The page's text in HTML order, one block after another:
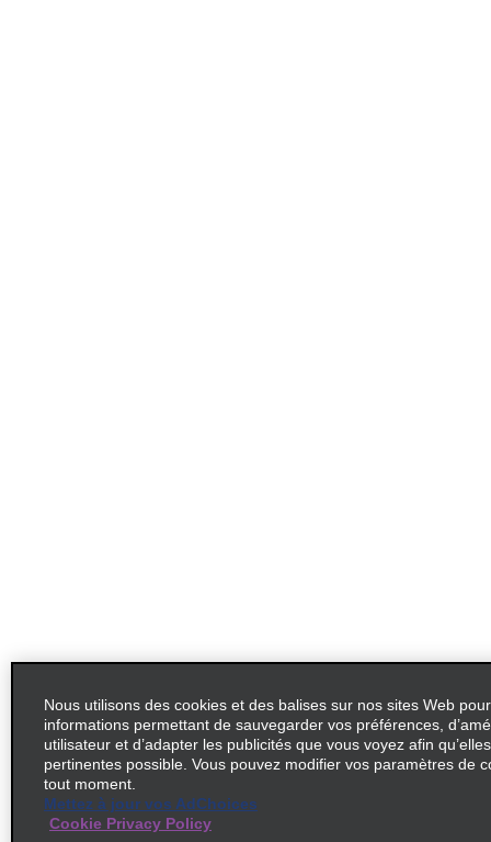
Nous utilisons des cookies et des balises sur nos sites Web
informations permettant de sauvegarder vos préférences,
utilisateur et d’adapter les publicités que vous voyez afin
pertinentes possible. Vous pouvez modifier vos paramètres de
tout moment.
Mettez à jour vos AdChoices
Cookie Privacy Policy